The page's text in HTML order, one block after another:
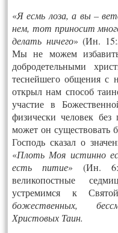
«Я есмь лоза, а вы –
нем, тот приносит
делать ничего» (Ин.
Мы не можем
добродетельными
теснейшего общения с
открыл нам способ
участие в
физически человек
может он
Господь сказал о
«Плоть Моя истинно
есть питие» (Ин.
великопостные
устремимся к
божественных,
Христовых Таин.